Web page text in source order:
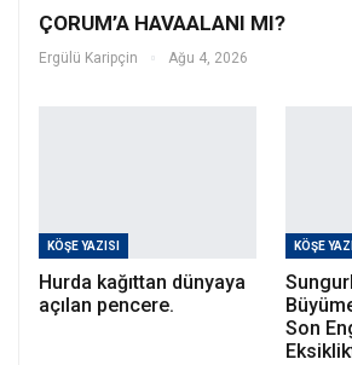
ÇORUM’A HAVAALANI MI?
Ergülü Karipçin Ağu 4, 2026
KÖŞE YAZISI
Hurda kağıttan dünyaya
açılan pencere.
KÖŞE
Son